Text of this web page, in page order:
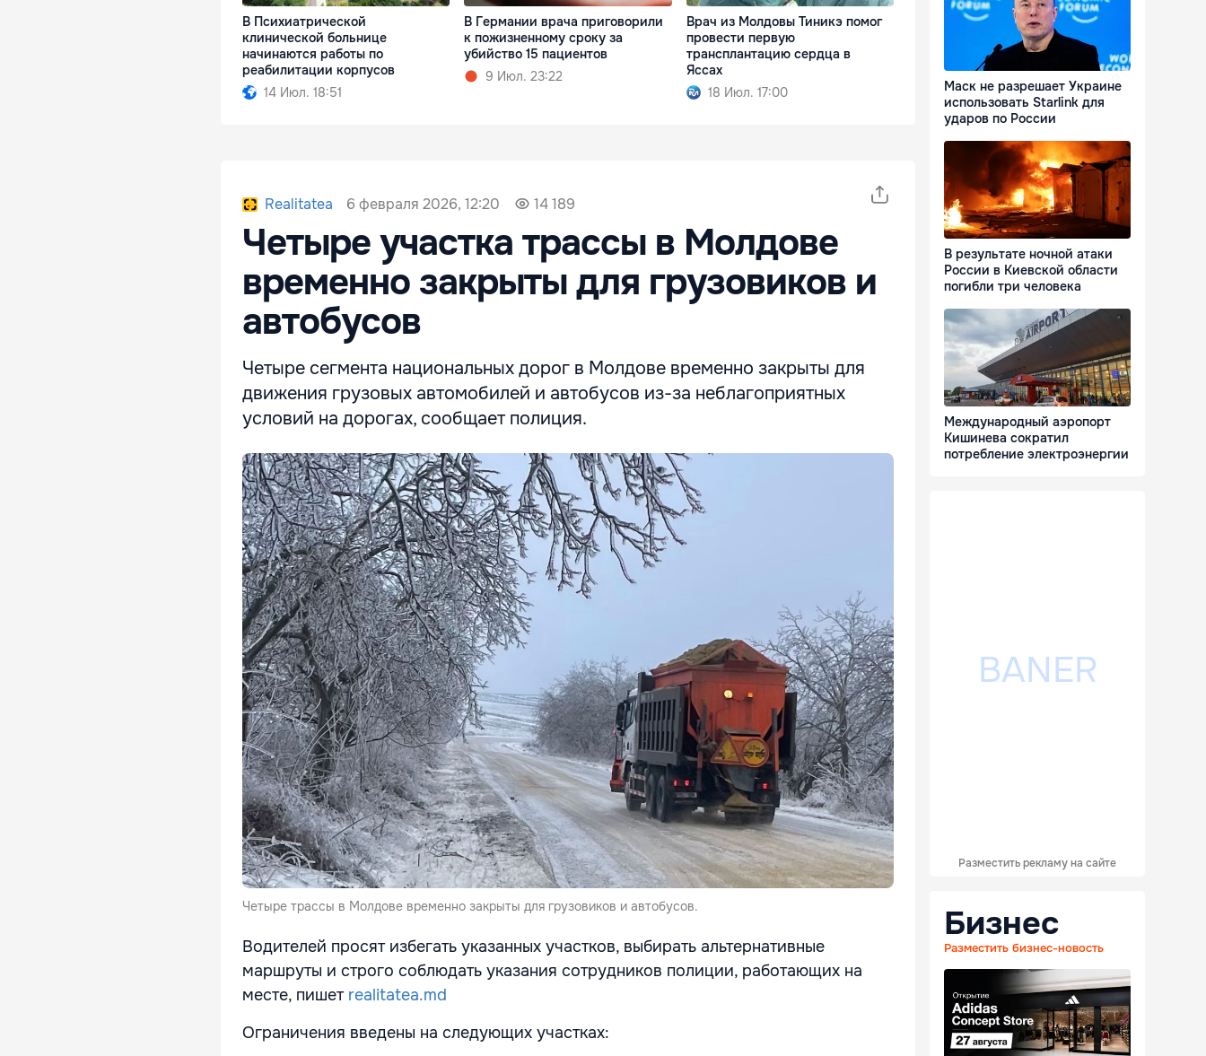
В Психиатрической
клинической больнице
начинаются работы по
реабилитации корпусов
14 Июл. 18:51
В Германии врача приговорили
к пожизненному сроку за
убийство 15 пациентов
9 Июл. 23:22
Врач из Молдовы Тиникэ помог
провести первую
трансплантацию сердца в
Яссах
18 Июл. 17:00
Realitatea 6 февраля 2026, 12:20 14 189
Четыре участка трассы в Молдове
временно закрыты для грузовиков и
автобусов
Четыре сегмента национальных дорог в Молдове временно закрыты для
движения грузовых автомобилей и автобусов из-за неблагоприятных
условий на дорогах, сообщает полиция.
Четыре трассы в Молдове временно закрыты для грузовиков и автобусов.
Водителей просят избегать указанных участков, выбирать альтернативные
маршруты и строго соблюдать указания сотрудников полиции, работающих на
месте, пишет realitatea.md
Ограничения введены на следующих участках:
Маск не разрешает Украине
использовать Starlink для
ударов по России
В результате ночной атаки
России в Киевской области
погибли три человека
Международный аэропорт
Кишинева сократил
потребление электроэнергии
Разместить рекламу на сайте
Бизнес
Разместить бизнес-новость